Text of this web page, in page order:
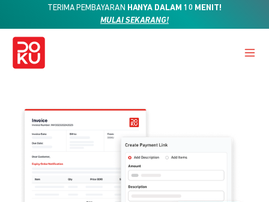
TERIMA PEMBAYARAN HANYA DALAM 10 MENIT!
MULAI SEKARANG!